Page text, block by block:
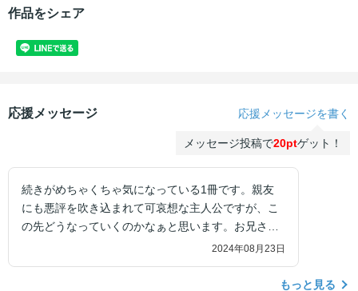
作品をシェア
応援メッセージ 応援メッセージを書く
メッセージ投稿で20ptゲット！
続きがめちゃくちゃ気になっている1冊です。親友
にも悪評を吹き込まれて可哀想な主人公ですが、こ
の先どうなっていくのかなぁと思います。お兄さん
との関係もこの先どうなるんだろう...。2024年08月23日
もっと見る